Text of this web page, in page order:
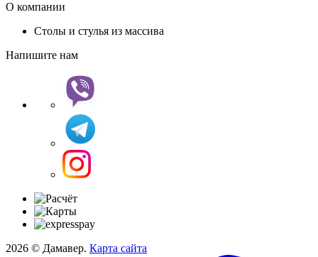
О компании
Столы и стулья из массива
Напишите нам
2026 © Дамавер. Карта сайта